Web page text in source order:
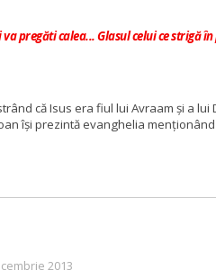
pregăti calea... Glasul celui ce strigă
că Isus era fiul lui Avraam şi a
îşi prezintă evanghelia
2013